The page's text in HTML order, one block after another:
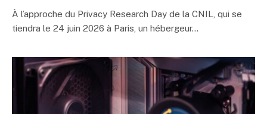
À l’approche du Privacy Research Day de la CNIL, qui se
tiendra le 24 juin 2026 à Paris, un hébergeur…